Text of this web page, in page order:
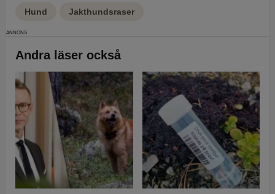
Hund Jakthundsraser
Andra läser också